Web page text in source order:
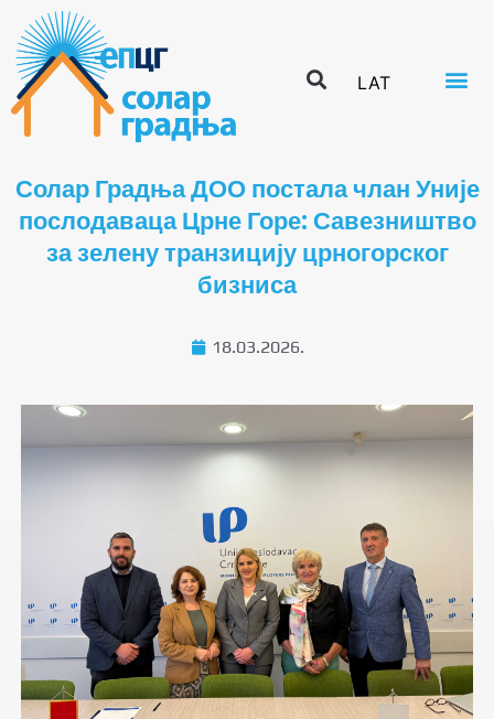
LAT
Солар Градња ДОО постала члан Уније
послодаваца Црне Горе: Савезништво
за зелену транзицију црногорског
бизниса
18.03.2026.